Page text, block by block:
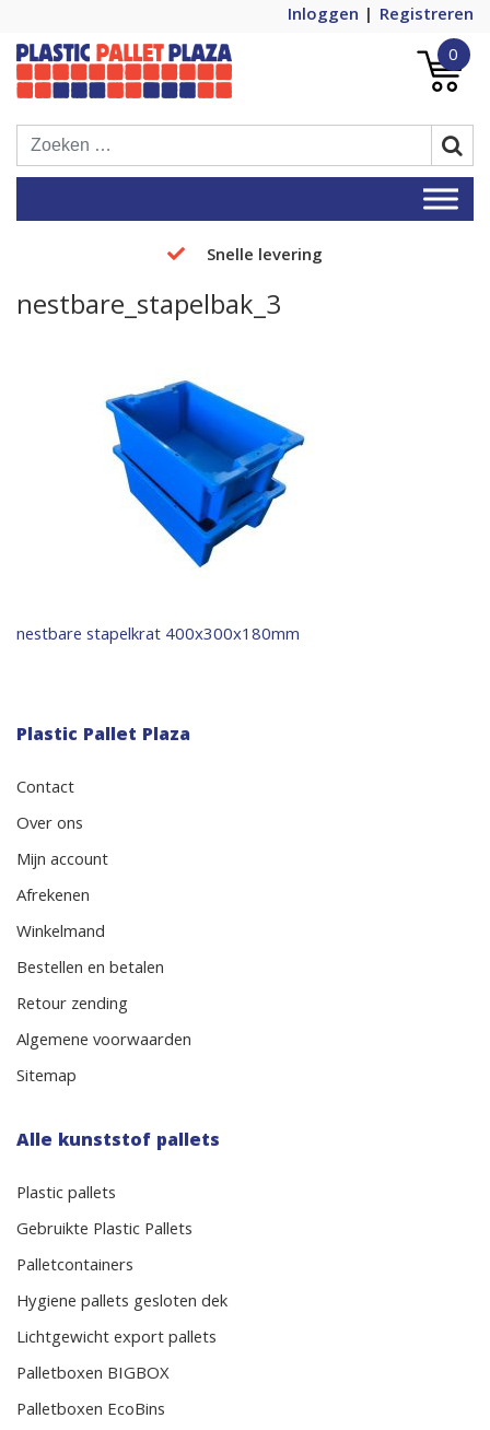
Inloggen
Registreren
Plastic Pallet Plaza
Plastic Pallets Plaza, de nummer 1 in
Europa!
0
Snelle levering
nestbare_stapelbak_3
Bericht
nestbare stapelkrat 400x300x180mm
Plastic Pallet Plaza
Contact
Over ons
Mijn account
Afrekenen
Winkelmand
Bestellen en betalen
Retour zending
Algemene voorwaarden
Sitemap
Alle kunststof pallets
Plastic pallets
Gebruikte Plastic Pallets
Palletcontainers
Hygiene pallets gesloten dek
Lichtgewicht export pallets
Palletboxen BIGBOX
Palletboxen EcoBins